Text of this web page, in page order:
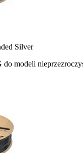
Silver
modeli